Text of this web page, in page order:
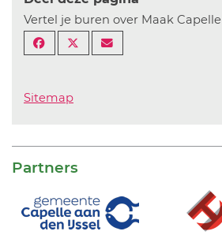
Vertel je buren over Maak Capelle
Sitemap
Partners